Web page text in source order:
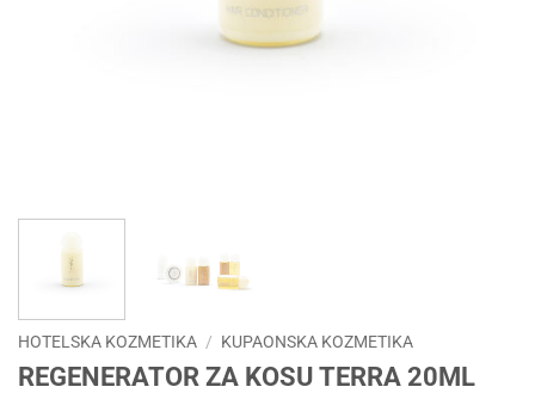
HOTELSKA KOZMETIKA / KUPAONSKA KOZMETIKA
REGENERATOR ZA KOSU TERRA 20ML